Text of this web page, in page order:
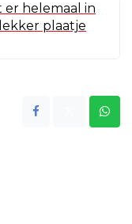
er helemaal in
plaatje